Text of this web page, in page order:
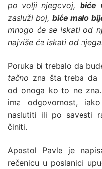
po volji njegovoj, biće
zasluži boj, biće malo
mnogo će se iskati od
najviše će iskati od njega.
Poruka bi trebalo da
tačno zna šta treba da
od onoga ko to ne
ima odgovornost,
naslutiti ili po savesti
činiti.
Apostol Pavle je
rečenicu u poslanici